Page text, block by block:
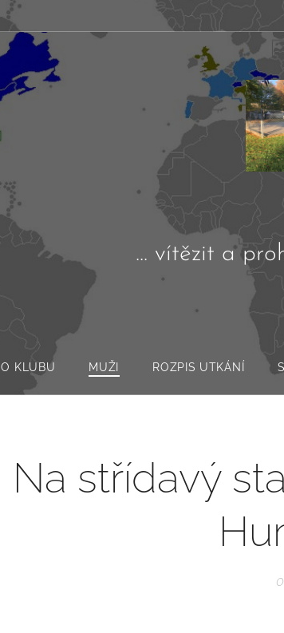
... vítězit a
O KLUBU MUŽI ROZPIS UTKÁNÍ
Na střídavý